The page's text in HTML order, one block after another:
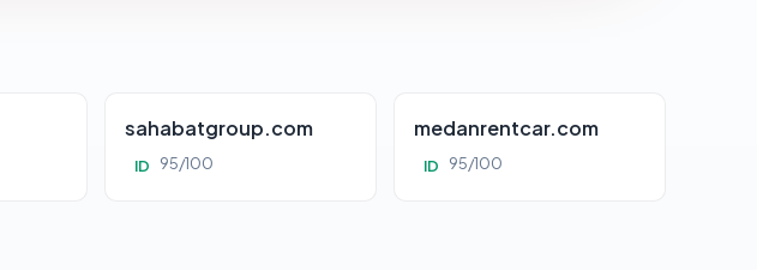
sahabatgroup.com
ID 95/100
medanrentcar.com
ID 95/100